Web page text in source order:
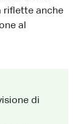
riflette anche
al
di